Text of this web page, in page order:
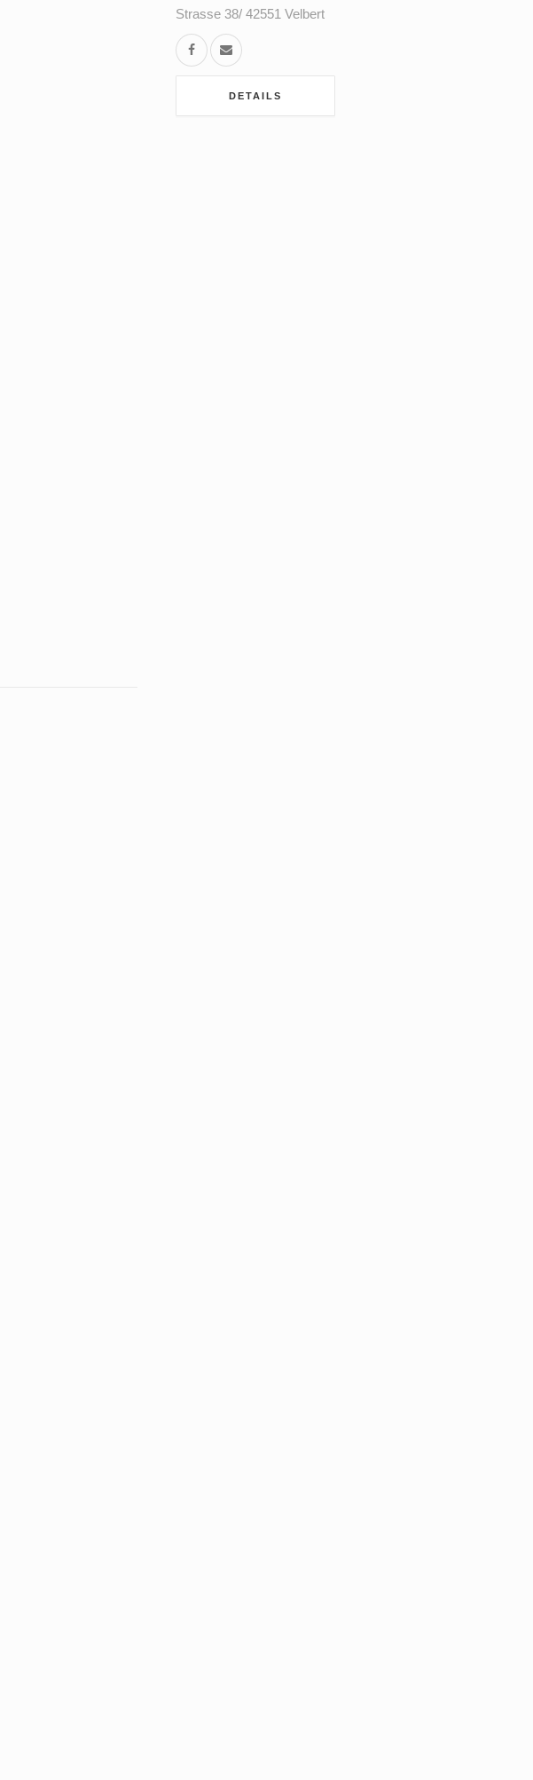
Strasse 38/ 42551 Velbert
DETAILS